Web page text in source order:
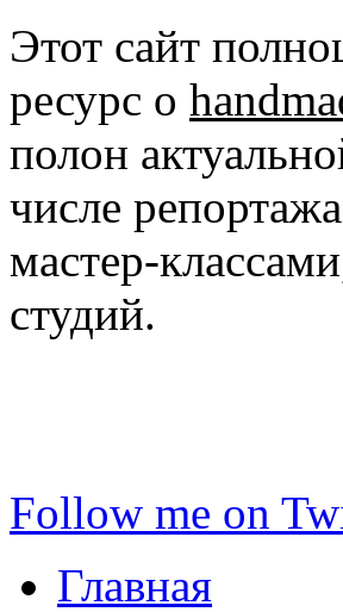
Этот сайт
ресурс о
полон
числе
мастер-
студий.
Follow me on
Главная